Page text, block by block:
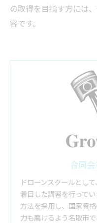
の取得を目指す方には
容です。
合同
ドローンスクールとし
着目した講習を行って
方法を採用し、国家資
力も磨けるよう名取市で